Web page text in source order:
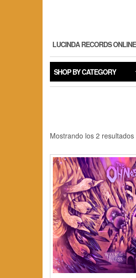
LUCINDA RECORDS
SHOP BY CATEGORY
Mostrando los 2 resultados